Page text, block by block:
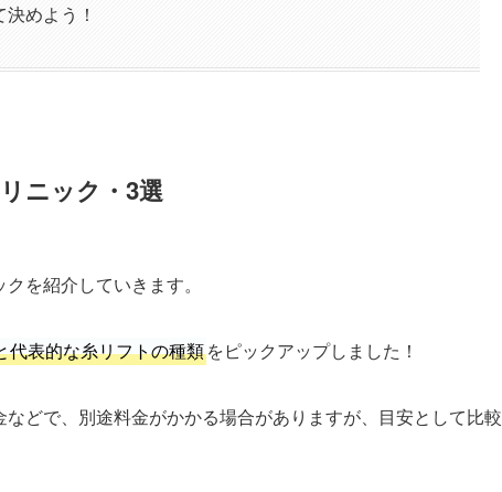
めよう！
ニック・3選
を紹介していきます。
代表的な糸リフトの種類をピックアップしました！
どで、別途料金がかかる場合がありますが、目安として比較